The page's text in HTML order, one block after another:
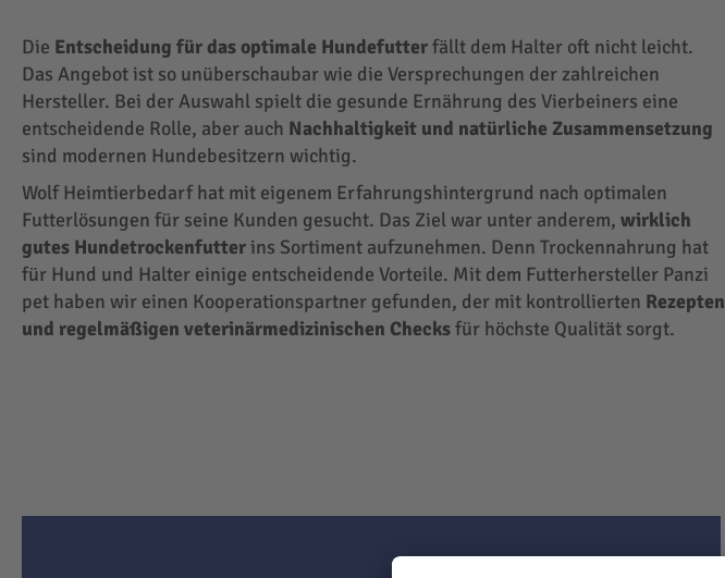
Die Entscheidung für das optimale Hundefutterfällt dem Halter oft nicht leicht.
Das Angebot ist so unüberschaubar wie die Versprechungen der zahlreichen
Hersteller. Bei der Auswahl spielt die gesunde Ernährung des Vierbeiners eine
entscheidende Rolle, aber auch Nachhaltigkeit und natürliche Zusammensetzung
sind modernen Hundebesitzern wichtig.
Wolf Heimtierbedarf hat mit eigenem Erfahrungshintergrund nach optimalen
Futterlösungen für seine Kunden gesucht. Das Ziel war unter anderem, wirklich
gutes Hundetrockenfutter ins Sortiment aufzunehmen. Denn Trockennahrung hat
für Hund und Halter einige entscheidende Vorteile. Mit dem Futterhersteller Panzi
pet haben wir einen Kooperationspartner gefunden, der mit kontrollierten Rezepten
und regelmäßigen veterinärmedizinischen Checksfür höchste Qualität sorgt.